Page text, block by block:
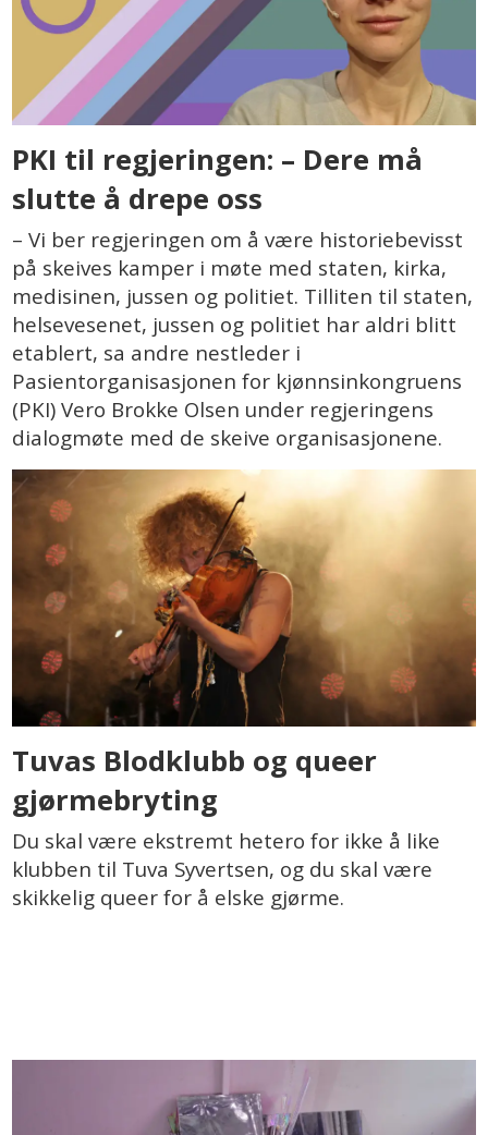
PKI til regjeringen: – Dere må
slutte å drepe oss
– Vi ber regjeringen om å være historiebevisst
på skeives kamper i møte med staten, kirka,
medisinen, jussen og politiet. Tilliten til staten,
helsevesenet, jussen og politiet har aldri blitt
etablert, sa andre nestleder i
Pasientorganisasjonen for kjønnsinkongruens
(PKI) Vero Brokke Olsen under regjeringens
dialogmøte med de skeive organisasjonene.
Tuvas Blodklubb og queer
gjørmebryting
Du skal være ekstremt hetero for ikke å like
klubben til Tuva Syvertsen, og du skal være
skikkelig queer for å elske gjørme.